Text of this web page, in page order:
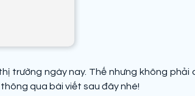
trường ngày nay. Thế nhưng không phải
qua bài viết sau đây nhé!